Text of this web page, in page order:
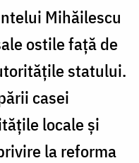
Mihăilescu
ostile față de
statului.
casei
locale și
la reforma